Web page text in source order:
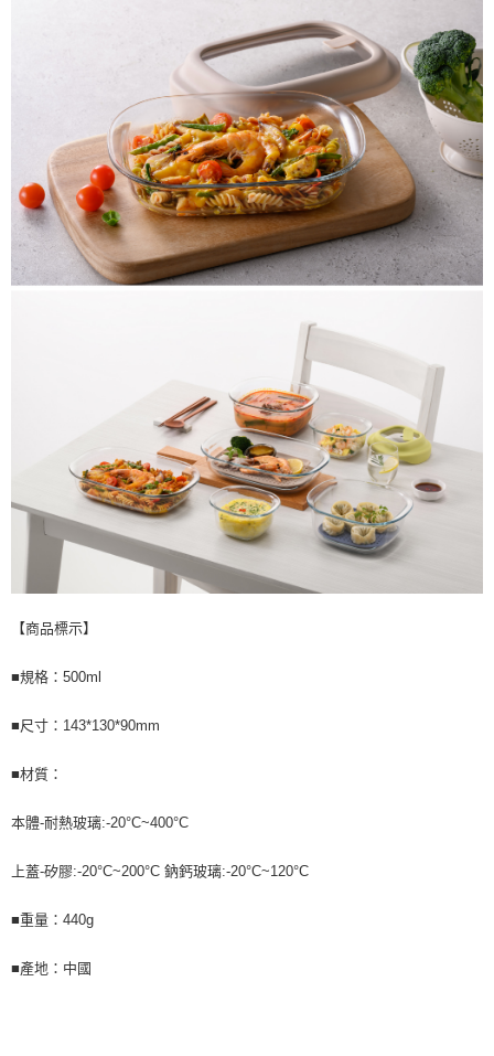
【商品標示】
■規格：500ml
■尺寸：143*130*90mm
■材質：
本體-耐熱玻璃:-20°C~400°C
上蓋-矽膠:-20°C~200°C 鈉鈣玻璃:-20°C~120°C
■重量：440g
■產地：中國